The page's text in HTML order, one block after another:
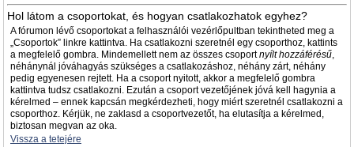
Hol látom a csoportokat, és hogyan csatlakozhatok egyhez?
A fórumon lévő csoportokat a felhasználói vezérlőpultban tekintheted meg a
„Csoportok” linkre kattintva. Ha csatlakozni szeretnél egy csoporthoz, kattints
a megfelelő gombra. Mindemellett nem az összes csoportnyílt hozzáférésű,
néhánynál jóváhagyás szükséges a csatlakozáshoz, néhány zárt, néhány
pedig egyenesen rejtett. Ha a csoport nyitott, akkor a megfelelő gombra
kattintva tudsz csatlakozni. Ezután a csoport vezetőjének jóvá kell hagynia a
kérelmed – ennek kapcsán megkérdezheti, hogy miért szeretnél csatlakozni a
csoporthoz. Kérjük, ne zaklasd a csoportvezetőt, ha elutasítja a kérelmed,
biztosan megvan az oka.
Vissza a tetejére